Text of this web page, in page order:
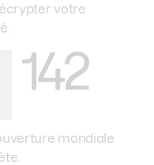
votre
142
mondiale